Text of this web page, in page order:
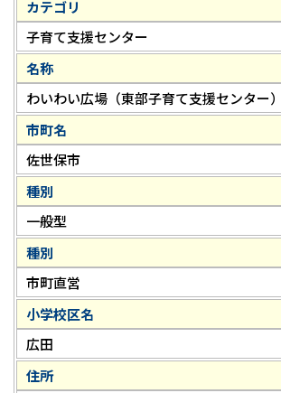
カテゴリ
子育て支援センター
名称
わいわい広場（東部子育て支援センター）
市町名
佐世保市
種別
一般型
種別
市町直営
小学校区名
広田
住所